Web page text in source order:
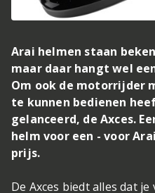
Arai helmen staan
maar daar hangt wel
Om ook de motorrijder
te kunnen bedienen
gelanceerd, de Axces.
helm voor een - voor
prijs.
De Axces biedt alles dat